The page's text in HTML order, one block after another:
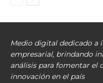
Medio digital dedicado a
empresarial, brindando
análisis para fomentar el
innovación en el país